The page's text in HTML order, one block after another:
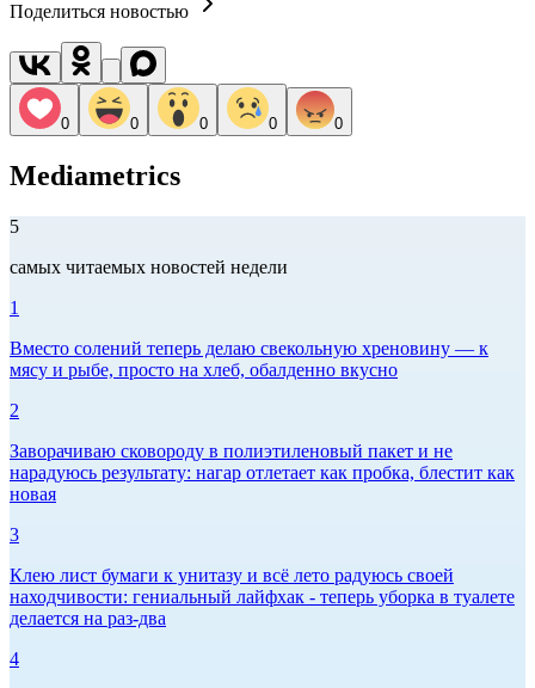
Поделиться новостью
0 0 0 0 0
Mediametrics
5
самых читаемых новостей недели
1
Вместо солений теперь делаю свекольную хреновину — к
мясу и рыбе, просто на хлеб, обалденно вкусно
2
Заворачиваю сковороду в полиэтиленовый пакет и не
нарадуюсь результату: нагар отлетает как пробка, блестит как
новая
3
Клею лист бумаги к унитазу и всё лето радуюсь своей
находчивости: гениальный лайфхак - теперь уборка в туалете
делается на раз-два
4